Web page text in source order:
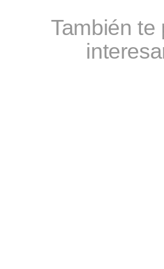
También te